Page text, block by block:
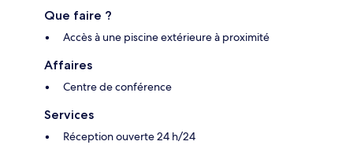
Que faire ?
Accès à une piscine extérieure à proximité
Affaires
Centre de conférence
Services
Réception ouverte 24 h/24